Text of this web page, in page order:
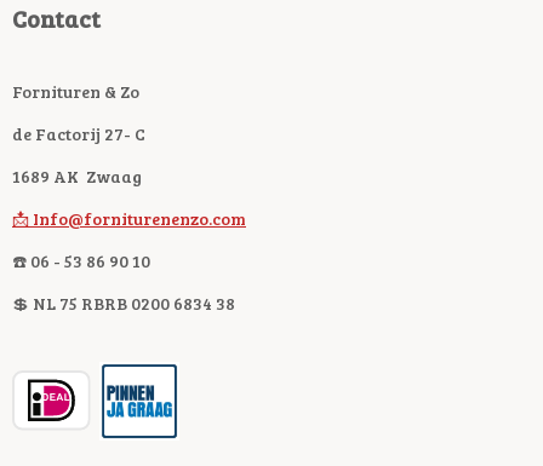
Contact
Fornituren & Zo
de Factorij 27- C
1689 AK Zwaag
📩 Info@forniturenenzo.com
☎️ 06 - 53 86 90 10
💲 NL 75 RBRB 0200 6834 38